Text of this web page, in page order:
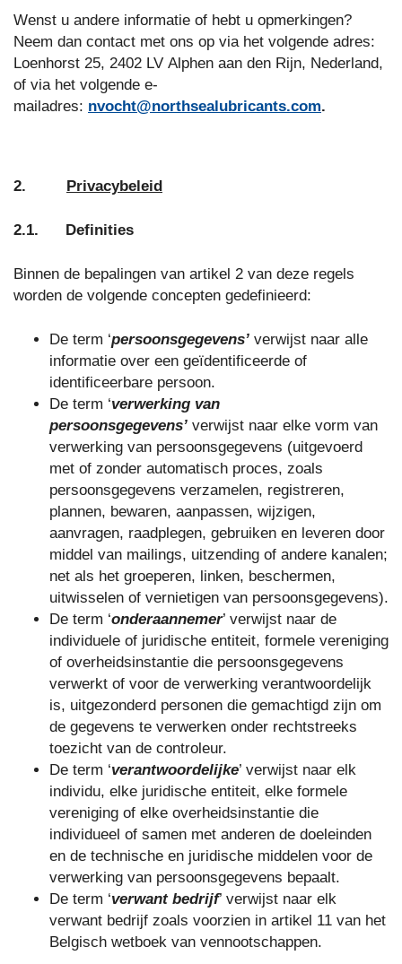
Wenst u andere informatie of hebt u opmerkingen?
Neem dan contact met ons op via het volgende adres:
Loenhorst 25, 2402 LV Alphen aan den Rijn, Nederland,
of via het volgende e-
mailadres: nvocht@northsealubricants.com.
2. Privacybeleid
2.1. Definities
Binnen de bepalingen van artikel 2 van deze regels
worden de volgende concepten gedefinieerd:
De term ‘persoonsgegevens’ verwijst naar alle
informatie over een geïdentificeerde of
identificeerbare persoon.
De term ‘verwerking van
persoonsgegevens’ verwijst naar elke vorm van
verwerking van persoonsgegevens (uitgevoerd
met of zonder automatisch proces, zoals
persoonsgegevens verzamelen, registreren,
plannen, bewaren, aanpassen, wijzigen,
aanvragen, raadplegen, gebruiken en leveren door
middel van mailings, uitzending of andere kanalen;
net als het groeperen, linken, beschermen,
uitwisselen of vernietigen van persoonsgegevens).
De term ‘onderaannemer’ verwijst naar de
individuele of juridische entiteit, formele vereniging
of overheidsinstantie die persoonsgegevens
verwerkt of voor de verwerking verantwoordelijk
is, uitgezonderd personen die gemachtigd zijn om
de gegevens te verwerken onder rechtstreeks
toezicht van de controleur.
De term ‘verantwoordelijke’ verwijst naar elk
individu, elke juridische entiteit, elke formele
vereniging of elke overheidsinstantie die
individueel of samen met anderen de doeleinden
en de technische en juridische middelen voor de
verwerking van persoonsgegevens bepaalt.
De term ‘verwant bedrijf’ verwijst naar elk
verwant bedrijf zoals voorzien in artikel 11 van het
Belgisch wetboek van vennootschappen.